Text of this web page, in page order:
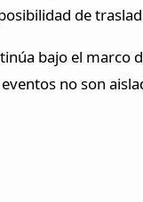
de
bajo el marco
no son